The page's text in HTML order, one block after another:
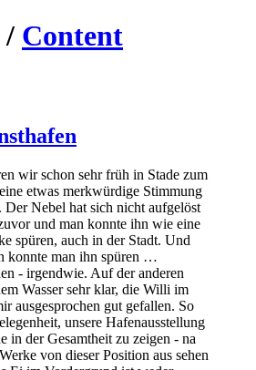
/ Content
wir schon sehr früh in Stade zum
etwas merkwürdige Stimmung
Der Nebel hat sich nicht aufgelöst
und man konnte ihn wie eine
spüren, auch in der Stadt. Und
konnte man ihn spüren …
- irgendwie. Auf der anderen
Wasser sehr klar, die Willi im
ausgesprochen gut gefallen. So
unsere Hafenausstellung
in der Gesamtheit zu zeigen - na
von dieser Position aus sehen